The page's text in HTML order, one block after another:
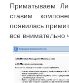
Приматываем
ставим
появилась
все внимательно